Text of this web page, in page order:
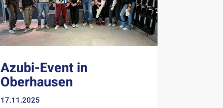
Azubi-Event in
Oberhausen
17.11.2025